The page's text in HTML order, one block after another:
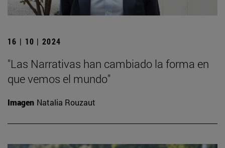
16 | 10 | 2024
"Las Narrativas han cambiado la forma en
que vemos el mundo"
Imagen Natalia Rouzaut